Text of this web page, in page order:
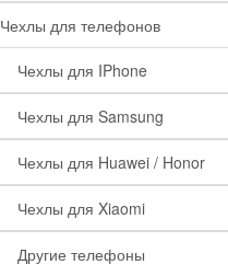
Чехлы для телефонов
Чехлы для IPhone
Чехлы для Samsung
Чехлы для Huawei / Honor
Чехлы для Xiaomi
Другие телефоны